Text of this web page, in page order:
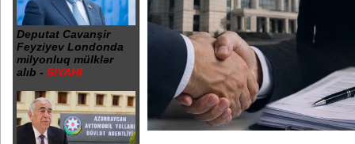
Deputat Cavanşir
Feyziyev Londonda
milyonluq mülklər
alıb - SİYAHI